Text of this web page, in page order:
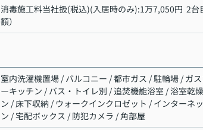
消毒施工料当社扱(税込)(入居時のみ):1万7,050円 2
額）
室内洗濯機置場 / バルコニー / 都市ガス / 駐輪場 / ガ
ーキッチン / バス・トイレ別 / 追焚機能浴室 / 浴室乾
ン / 床下収納 / ウォークインクロゼット / インターネ
ン / 宅配ボックス / 防犯カメラ / 角部屋